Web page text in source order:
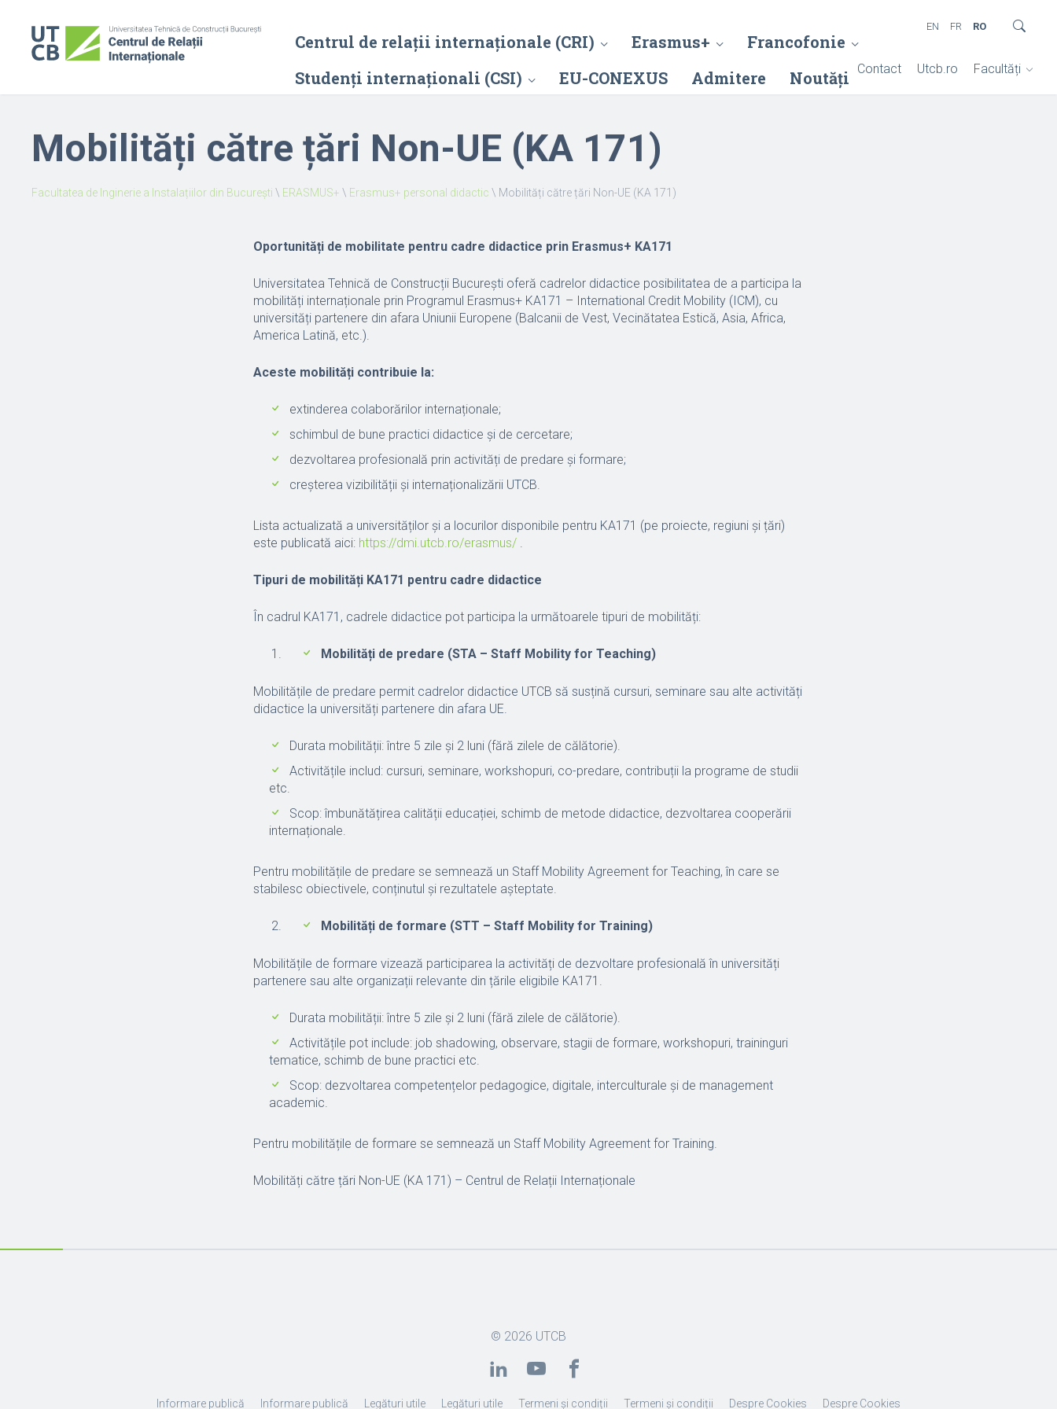
Centrul de relații internaționale (CRI) Erasmus+
Francofonie
Studenți internaționali (CSI)
EU-CONEXUS Admitere Noutăți Contact Utcb.ro Facultăți
EN FR RO
Mobilități către țări Non-UE (KA 171)
Facultatea de Inginerie a Instalațiilor din București \ ERASMUS+ \ Erasmus+ personal didactic \ Mobilități către țări Non-UE (KA 171)
Oportunități de mobilitate pentru cadre didactice prin Erasmus+ KA171
Universitatea Tehnică de Construcții București oferă cadrelor didactice posibilitatea de a participa la
mobilități internaționale prin Programul Erasmus+ KA171 – International Credit Mobility (ICM), cu
universități partenere din afara Uniunii Europene (Balcanii de Vest, Vecinătatea Estică, Asia, Africa,
America Latină, etc.).
Aceste mobilități contribuie la:
extinderea colaborărilor internaționale;
schimbul de bune practici didactice și de cercetare;
dezvoltarea profesională prin activități de predare și formare;
creșterea vizibilității și internaționalizării UTCB.
Lista actualizată a universităților și a locurilor disponibile pentru KA171 (pe proiecte, regiuni și țări)
este publicată aici: https://dmi.utcb.ro/erasmus/ .
Tipuri de mobilități KA171 pentru cadre didactice
În cadrul KA171, cadrele didactice pot participa la următoarele tipuri de mobilități:
Mobilități de predare (STA – Staff Mobility for Teaching)
Mobilitățile de predare permit cadrelor didactice UTCB să susțină cursuri, seminare sau alte activități
didactice la universități partenere din afara UE.
Durata mobilității: între 5 zile și 2 luni (fără zilele de călătorie).
Activitățile includ: cursuri, seminare, workshopuri, co-predare, contribuții la programe de studii
etc.
Scop: îmbunătățirea calității educației, schimb de metode didactice, dezvoltarea cooperării
internaționale.
Pentru mobilitățile de predare se semnează un Staff Mobility Agreement for Teaching, în care se
stabilesc obiectivele, conținutul și rezultatele așteptate.
Mobilități de formare (STT – Staff Mobility for Training)
Mobilitățile de formare vizează participarea la activități de dezvoltare profesională în universități
partenere sau alte organizații relevante din țările eligibile KA171.
Durata mobilității: între 5 zile și 2 luni (fără zilele de călătorie).
Activitățile pot include: job shadowing, observare, stagii de formare, workshopuri, traininguri
tematice, schimb de bune practici etc.
Scop: dezvoltarea competențelor pedagogice, digitale, interculturale și de management
academic.
Pentru mobilitățile de formare se semnează un Staff Mobility Agreement for Training.
Mobilități către țări Non-UE (KA 171) – Centrul de Relații Internaționale
© 2026 UTCB
Informare publică Informare publică Legături utile Legături utile Termeni și condiții Termeni și condiții Despre Cookies Despre Cookies